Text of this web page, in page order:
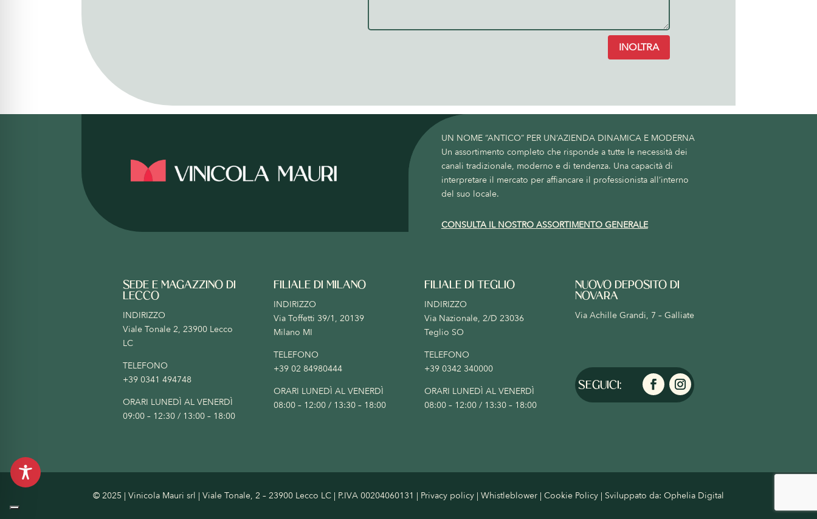
INOLTRA
UN NOME “ANTICO” PER UN’AZIENDA DINAMICA E MODERNA
Un assortimento completo che risponde a tutte le necessità dei
canali tradizionale, moderno e di tendenza. Una capacità di
interpretare il mercato per affiancare il professionista all’interno
del suo locale.
CONSULTA IL NOSTRO ASSORTIMENTO GENERALE
SEDE E MAGAZZINO DI
LECCO
INDIRIZZO
Viale Tonale 2, 23900 Lecco
LC
TELEFONO
+39 0341 494748
ORARI LUNEDÌ AL VENERDÌ
09:00 – 12:30 / 13:00 – 18:00
FILIALE DI MILANO
INDIRIZZO
Via Toffetti 39/1, 20139
Milano MI
TELEFONO
+39 02 84980444
ORARI LUNEDÌ AL VENERDÌ
08:00 – 12:00 / 13:30 – 18:00
FILIALE DI TEGLIO
INDIRIZZO
Via Nazionale, 2/D 23036
Teglio SO
TELEFONO
+39 0342 340000
ORARI LUNEDÌ AL VENERDÌ
08:00 – 12:00 / 13:30 – 18:00
NUOVO DEPOSITO DI
NOVARA
Via Achille Grandi, 7 – Galliate
© 2025 | Vinicola Mauri srl | Viale Tonale, 2 – 23900 Lecco LC | P.IVA 00204060131 | Privacy policy | Whistleblower | Cookie Policy | Sviluppato da: Ophelia Digital